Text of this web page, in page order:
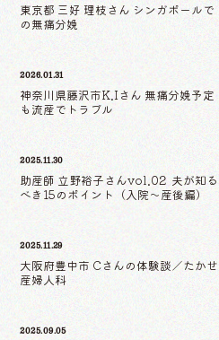
東京都 三好 理枝さん シンガポールで
の無痛分娩
2026.01.31
神奈川県藤沢市K.Iさん 無痛分娩予定
も流産でトラブル
2025.11.30
助産師 立野裕子さんvol.02 夫が知る
べき15のポイント（入院〜産後編）
2025.11.29
大阪府豊中市 Cさんの体験談／たかせ
産婦人科
2025.09.05